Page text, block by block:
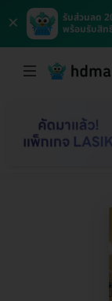
×
รับส่วนลด
พร้อมรับสิท